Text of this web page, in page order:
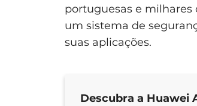
portuguesas e milhares
um sistema de
suas aplicações.
Descubra a Huawei